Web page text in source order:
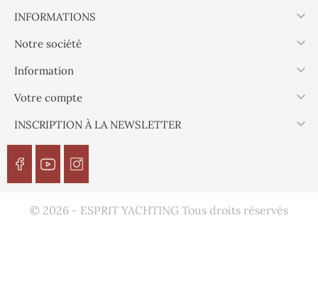
INFORMATIONS 
Notre société 
Information 
Votre compte 
INSCRIPTION À LA NEWSLETTER 
© 2026 - ESPRIT YACHTING Tous droits réservés